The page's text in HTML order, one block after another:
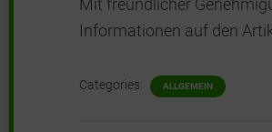
Informationen auf den
Categories: ALLGEMEIN